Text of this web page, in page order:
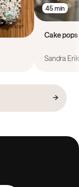
45 min
Cake
Sandra